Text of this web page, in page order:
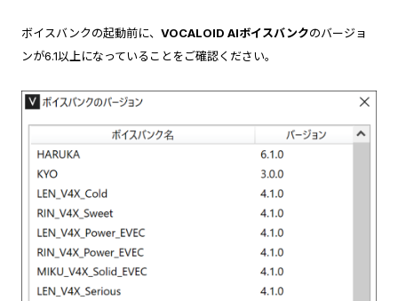
ボイスバンクの起動前に、 VOCALOID AIボイスバンクのバージョ
ンが6.1以上になっていることをご確認ください。